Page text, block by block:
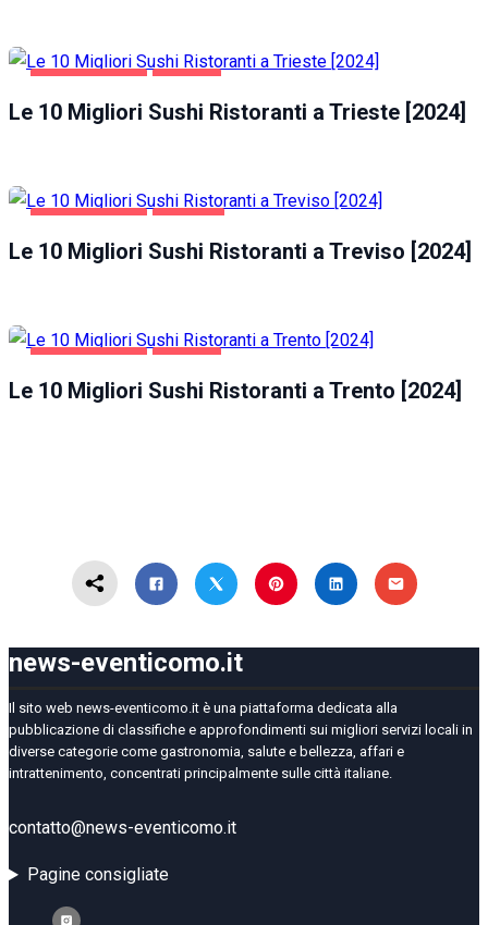
Le 10 Migliori Sushi Ristoranti a Trieste [2024]
Le 10 Migliori Sushi Ristoranti a Treviso [2024]
Le 10 Migliori Sushi Ristoranti a Trento [2024]
news-eventicomo.it
Il sito web news-eventicomo.it è una piattaforma dedicata alla
pubblicazione di classifiche e approfondimenti sui migliori servizi locali in
diverse categorie come gastronomia, salute e bellezza, affari e
intrattenimento, concentrati principalmente sulle città italiane.
contatto@news-eventicomo.it
Pagine consigliate